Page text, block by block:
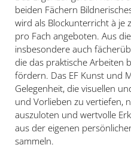
beiden Fächern
wird als Blockunterricht à je
pro Fach angeboten. Aus
insbesondere auch
die das praktische Arbeiten
fördern. Das EF Kunst und
Gelegenheit, die visuellen
und Vorlieben zu vertiefen,
auszuloten und wertvolle
aus der eigenen
sammeln.